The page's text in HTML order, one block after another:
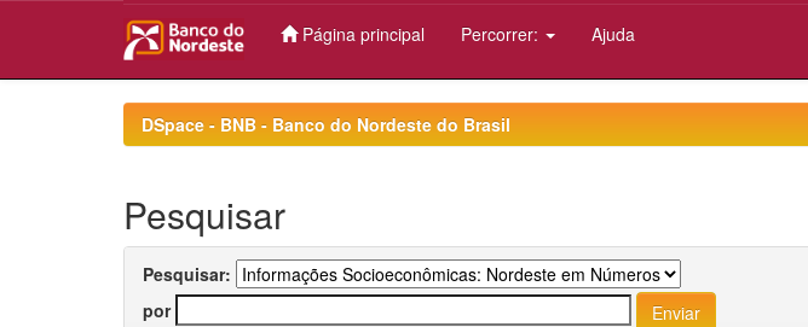
Página principal Percorrer: Ajuda
DSpace - BNB - Banco do Nordeste do Brasil
Pesquisar
Pesquisar:
por